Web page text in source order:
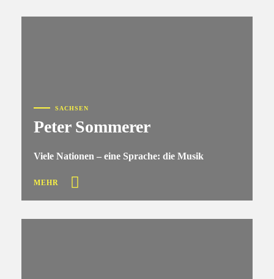
SACHSEN
Peter Sommerer
Viele Nationen – eine Sprache: die Musik
MEHR